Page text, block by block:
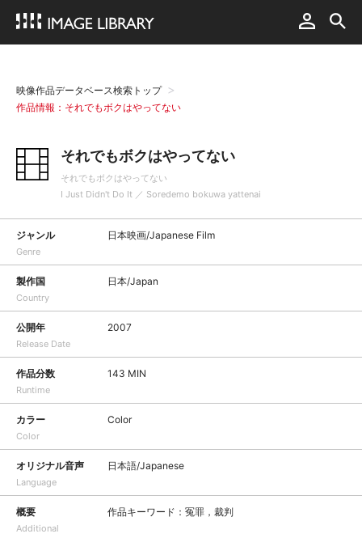
映像作品データベース検索トップ
作品情報：それでもボクはやってない
それでもボクはやってない
それでもボクはやってない
I Just Didn't Do It ／ Soredemo bokuwa yattenai
ジャンル
Genre
日本映画/Japanese Film
製作国
Country
日本/Japan
公開年
Release Date
2007
作品分数
Runtime
143 MIN
カラー
Color
Color
オリジナル音声
Language
日本語/Japanese
概要
Additional
作品キーワード：冤罪，裁判